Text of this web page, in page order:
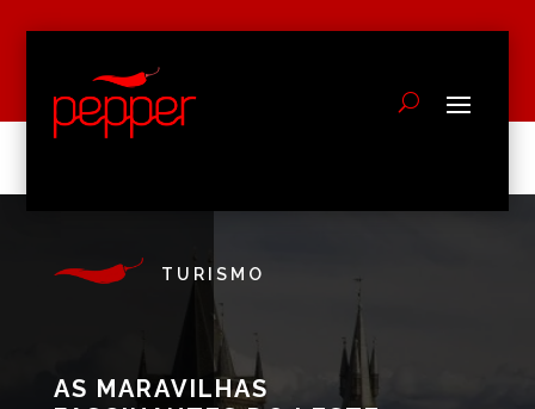
TURISMO
AS MARAVILHAS